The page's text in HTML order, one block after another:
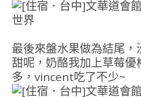
最後來盤水果做為結尾
甜呢，奶酪我加上草莓
多，vincent吃了不少~